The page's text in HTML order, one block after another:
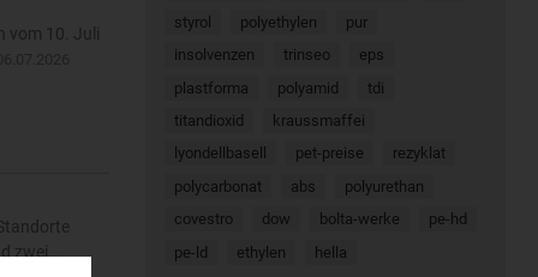
vom 10. Juli
zwei...
styrol
polyethylen
pur
insolvenzen
trinseo
eps
plastforma
polyamid
tdi
titandioxid
kraussmaffei
lyondellbasell
pet-preise
rezyklat
polycarbonat
abs
polyurethan
covestro
dow bolta-werke
pe-hd
pe-ld
ethylen hella